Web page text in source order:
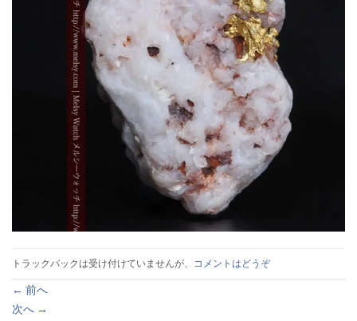
トラックバックは受け付けていませんが、 コメントはどうぞ
← 前へ
次へ →